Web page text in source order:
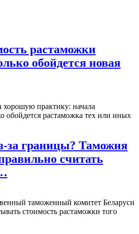
растаможки
обойдется новая
практику: начала
обойдется растаможка тех или иных
за границы? Таможня
считать
таможенный комитет Беларуси
стоимость растаможки того